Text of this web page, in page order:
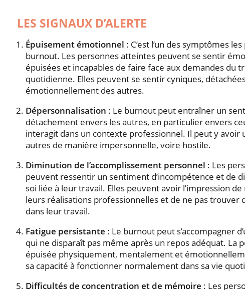
LES SIGNAUX D’ALERTE
Épuisement émotionnel : C’est l’un des symptômes
burnout. Les personnes atteintes peuvent se sentir
épuisées et incapables de faire face aux demandes du
quotidienne. Elles peuvent se sentir cyniques,
émotionnellement des autres.
Dépersonnalisation : Le burnout peut entraîner un
détachement envers les autres, en particulier envers
interagit dans un contexte professionnel. Il peut y avoir
autres de manière impersonnelle, voire hostile.
Diminution de l’accomplissement personnel : Les
peuvent ressentir un sentiment d’incompétence et de
soi liée à leur travail. Elles peuvent avoir l’impression
leurs réalisations professionnelles et de ne pas trouver
dans leur travail.
Fatigue persistante : Le burnout peut s’accompagner
qui ne disparaît pas même après un repos adéquat. La
épuisée physiquement, mentalement et
sa capacité à fonctionner normalement dans sa vie
Difficultés de concentration et de mémoire : Les